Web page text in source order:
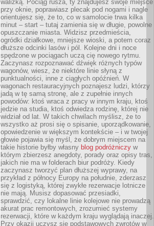
walizką. Pociąg rusza, ty znajdujesz swoje miejsce
przy oknie, poprawiasz plecak pod nogami i nagle
orientujesz się, że to, co w samolocie trwa kilka
minut – start – tutaj zamienia się w długie, powolne
opuszczanie miasta. Widzisz przedmieścia,
ogródki działkowe, mniejsze wioski, a potem coraz
dłuższe odcinki lasów i pól. Kolejne dni i noce
spędzone w pociągach uczą cię nowego rytmu.
Zaczynasz rozpoznawać dźwięk różnych typów
wagonów, wiesz, że niektóre linie słyną z
punktualności, inne z ciągłych opóźnień. W
wagonach restauracyjnych poznajesz ludzi, którzy
jadą w tę samą stronę, ale z zupełnie innych
powodów: ktoś wraca z pracy w innym kraju, ktoś
jedzie na studia, ktoś odwiedza rodzinę, której nie
widział od lat. W takich chwilach myślisz, że to
wszystko aż prosi się o spisanie, uporządkowanie,
opowiedzenie w większym kontekście – i w twojej
głowie pojawia się myśl, że dobrym miejscem na
takie historie byłby własny blog podróżniczy w
którym zbierzesz anegdoty, porady oraz opisy tras,
jakich nie ma w folderach biur podróży. Kiedy
zaczynasz tworzyć plan dłuższej wyprawy, na
przykład z północy Europy na południe, zderzasz
się z logistyką, której zwykłe rezerwacje lotnicze
nie mają. Musisz dopasować przesiadki,
sprawdzić, czy lokalne linie kolejowe nie prowadzą
akurat prac remontowych, zrozumieć systemy
rezerwacji, które w każdym kraju wyglądają inaczej.
Przy okazji uczysz się podstawowych zwrotów w